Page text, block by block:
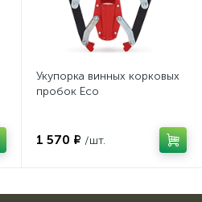
Укупорка винных корковых
пробок Eco
1 570 ₽ /шт.